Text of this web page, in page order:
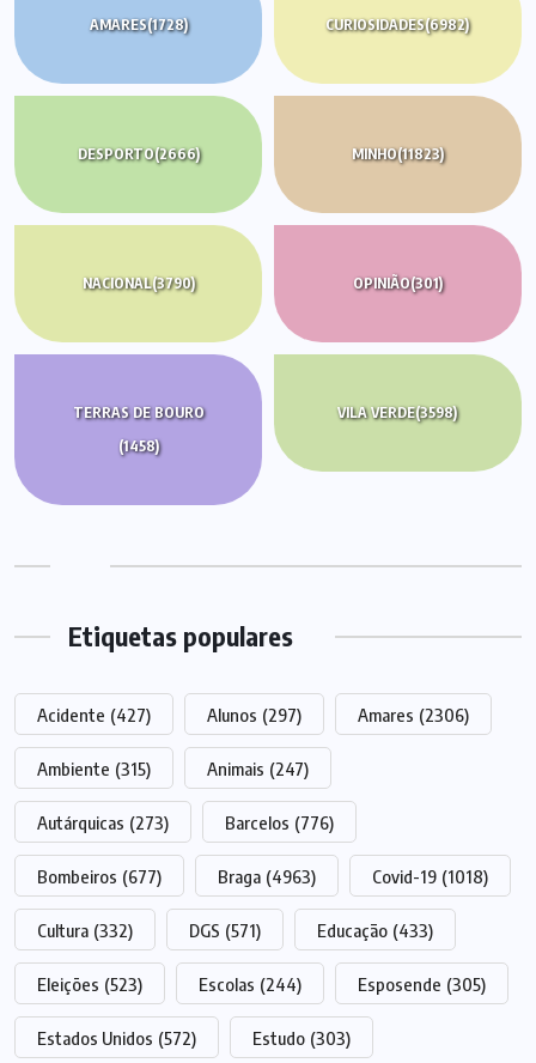
AMARES(1728) CURIOSIDADES(6982)
DESPORTO(2666) MINHO(11823)
NACIONAL(3790) OPINIÃO(301)
TERRAS DE BOURO
(1458)
VILA VERDE(3598)
Etiquetas populares
Acidente (427) Alunos (297) Amares (2306)
Ambiente (315) Animais (247)
Autárquicas (273) Barcelos (776)
Bombeiros (677) Braga (4963) Covid-19 (1018)
Cultura (332) DGS (571) Educação (433)
Eleições (523) Escolas (244) Esposende (305)
Estados Unidos (572) Estudo (303)